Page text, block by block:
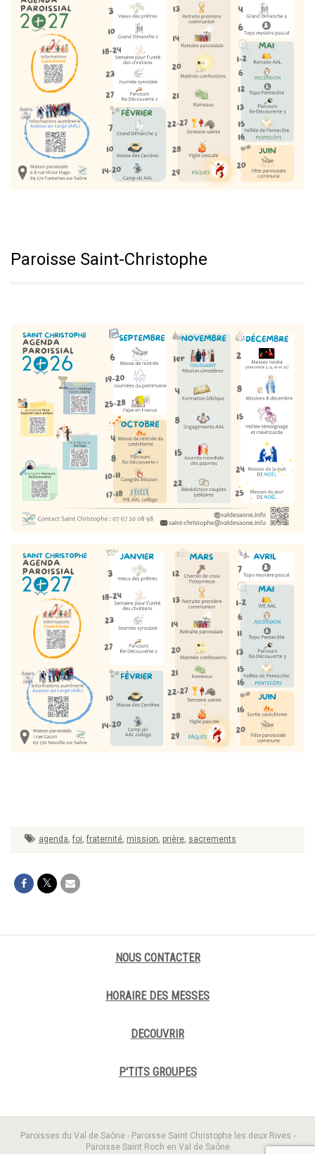
Paroisse Saint-Christophe
agenda, foi, fraternité, mission, prière, sacrements
NOUS CONTACTER
HORAIRE DES MESSES
DECOUVRIR
P'TITS GROUPES
Paroisses du Val de Saône - Paroisse Saint Christophe les deux Rives -
Paroisse Saint Roch en Val de Saône